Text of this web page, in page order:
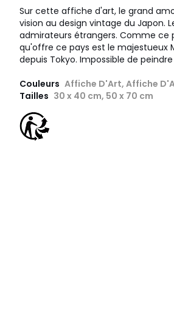
Sur cette affiche d'art, le grand
vision au design vintage du Japon.
admirateurs étrangers. Comme ce
qu'offre ce pays est le majestueux
depuis Tokyo. Impossible de
Couleurs Affiche D'Art, Affiche
Tailles 30 x 40 cm, 50 x 70 cm